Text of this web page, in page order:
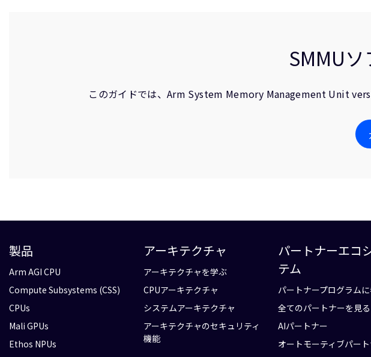
SMMU
このガイドでは、Arm System Memory Management Unit
製品
Arm AGI CPU
Compute Subsystems (CSS)
CPUs
Mali GPUs
Ethos NPUs
アーキテクチャ
アーキテクチャを学ぶ
CPUアーキテクチャ
システムアーキテクチャ
アーキテクチャのセキュリティ
機能
パートナーエコ
テム
パートナープログラム
全てのパートナーを見る
AIパートナー
オートモーティブパー